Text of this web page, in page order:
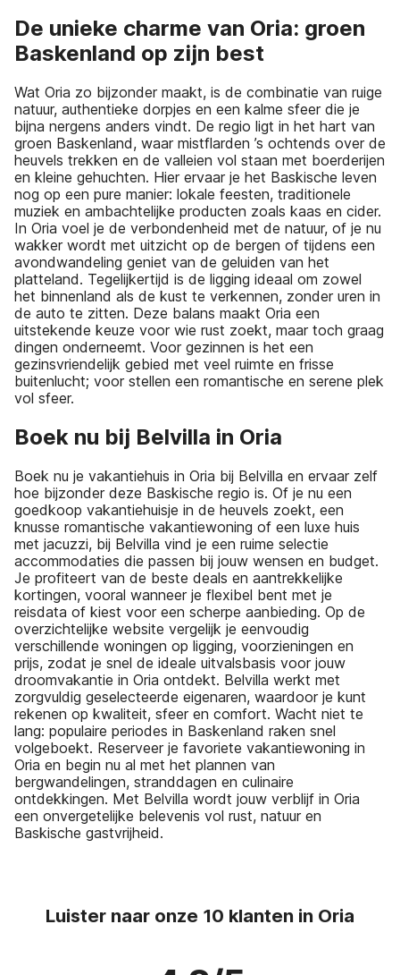
De unieke charme van Oria: groen
Baskenland op zijn best
Wat Oria zo bijzonder maakt, is de combinatie van ruige
natuur, authentieke dorpjes en een kalme sfeer die je
bijna nergens anders vindt. De regio ligt in het hart van
groen Baskenland, waar mistflarden ’s ochtends over de
heuvels trekken en de valleien vol staan met boerderijen
en kleine gehuchten. Hier ervaar je het Baskische leven
nog op een pure manier: lokale feesten, traditionele
muziek en ambachtelijke producten zoals kaas en cider.
In Oria voel je de verbondenheid met de natuur, of je nu
wakker wordt met uitzicht op de bergen of tijdens een
avondwandeling geniet van de geluiden van het
platteland. Tegelijkertijd is de ligging ideaal om zowel
het binnenland als de kust te verkennen, zonder uren in
de auto te zitten. Deze balans maakt Oria een
uitstekende keuze voor wie rust zoekt, maar toch graag
dingen onderneemt. Voor gezinnen is het een
gezinsvriendelijk gebied met veel ruimte en frisse
buitenlucht; voor stellen een romantische en serene plek
vol sfeer.
Boek nu bij Belvilla in Oria
Boek nu je vakantiehuis in Oria bij Belvilla en ervaar zelf
hoe bijzonder deze Baskische regio is. Of je nu een
goedkoop vakantiehuisje in de heuvels zoekt, een
knusse romantische vakantiewoning of een luxe huis
met jacuzzi, bij Belvilla vind je een ruime selectie
accommodaties die passen bij jouw wensen en budget.
Je profiteert van de beste deals en aantrekkelijke
kortingen, vooral wanneer je flexibel bent met je
reisdata of kiest voor een scherpe aanbieding. Op de
overzichtelijke website vergelijk je eenvoudig
verschillende woningen op ligging, voorzieningen en
prijs, zodat je snel de ideale uitvalsbasis voor jouw
droomvakantie in Oria ontdekt. Belvilla werkt met
zorgvuldig geselecteerde eigenaren, waardoor je kunt
rekenen op kwaliteit, sfeer en comfort. Wacht niet te
lang: populaire periodes in Baskenland raken snel
volgeboekt. Reserveer je favoriete vakantiewoning in
Oria en begin nu al met het plannen van
bergwandelingen, stranddagen en culinaire
ontdekkingen. Met Belvilla wordt jouw verblijf in Oria
een onvergetelijke belevenis vol rust, natuur en
Baskische gastvrijheid.
Luister naar onze 10 klanten in Oria